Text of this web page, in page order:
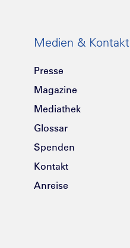
Medien & Kontakt
Presse
Magazine
Mediathek
Glossar
Spenden
Kontakt
Anreise